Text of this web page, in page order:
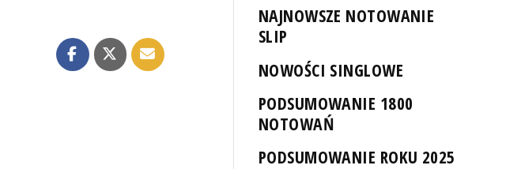
NAJNOWSZE NOTOWANIE
SLIP
NOWOŚCI SINGLOWE
PODSUMOWANIE 1800
NOTOWAŃ
PODSUMOWANIE ROKU 2025